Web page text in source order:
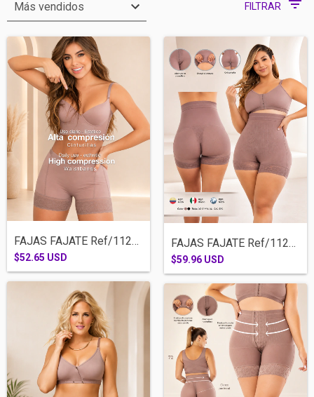
FILTRAR
FAJAS FAJATE Ref/11227-CALZON CACHETERO...
$52.65 USD
FAJAS FAJATE Ref/11226-COSTILLERO CACHET...
$59.96 USD